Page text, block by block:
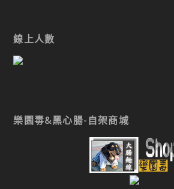
線上人數
樂園毒&黑心腸-自架商城